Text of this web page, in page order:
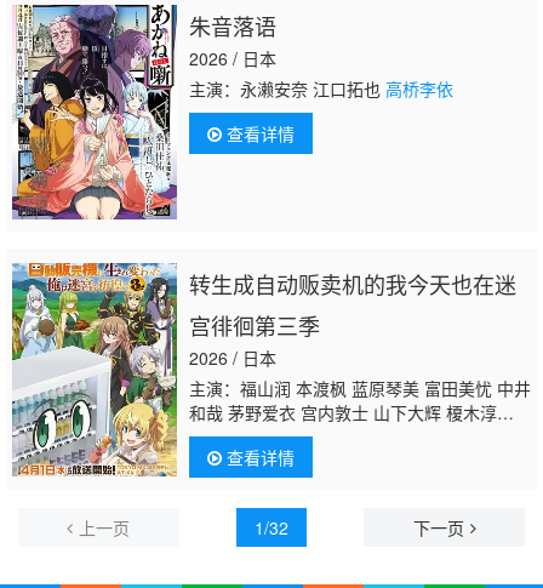
朱音落语
2026 / 日本
主演：永濑安奈 江口拓也 高桥李依
查看详情
转生成自动贩卖机的我今天也在迷
宫徘徊第三季
2026 / 日本
主演：福山润 本渡枫 蓝原琴美 富田美忧 中井
和哉 茅野爱衣 宫内敦士 山下大辉 榎木淳
弥 江口拓也 前田玲奈 井泽诗织 芹泽优 德井
青空 松冈祯丞
美 矢吹真央
查看详情
上一页 1/32 下一页